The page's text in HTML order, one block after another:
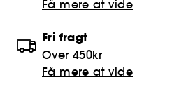
Få mere at vide
Fri fragt
Over 450kr
Få mere at vide